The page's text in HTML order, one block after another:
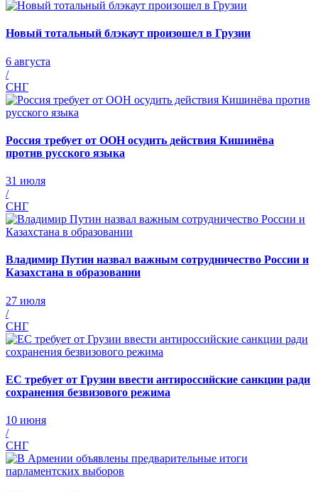
Новый тотальный блэкаут произошел в Грузии
6 августа
/
СНГ
Россия требует от ООН осудить действия Кишинёва
против русского языка
31 июля
/
СНГ
Владимир Путин назвал важным сотрудничество России и
Казахстана в образовании
27 июля
/
СНГ
ЕС требует от Грузии ввести антироссийские санкции ради
сохранения безвизового режима
10 июня
/
СНГ